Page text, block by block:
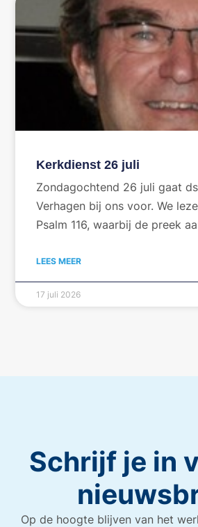
Kerkdienst 26 juli
Zondagochtend 26 juli gaat
Verhagen bij ons voor. We
Psalm 116, waarbij de preek
LEES MEER
17 juli 2026
Schrijf je in
Op de hoogte blijven van het